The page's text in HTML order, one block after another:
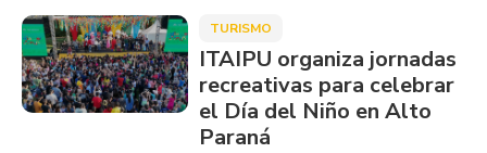
TURISMO
ITAIPU organiza jornadas
recreativas para celebrar
el Día del Niño en Alto
Paraná